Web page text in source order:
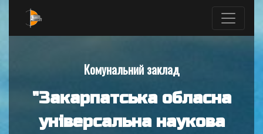
Комунальний заклад
"Закарпатська обласна
універсальна наукова